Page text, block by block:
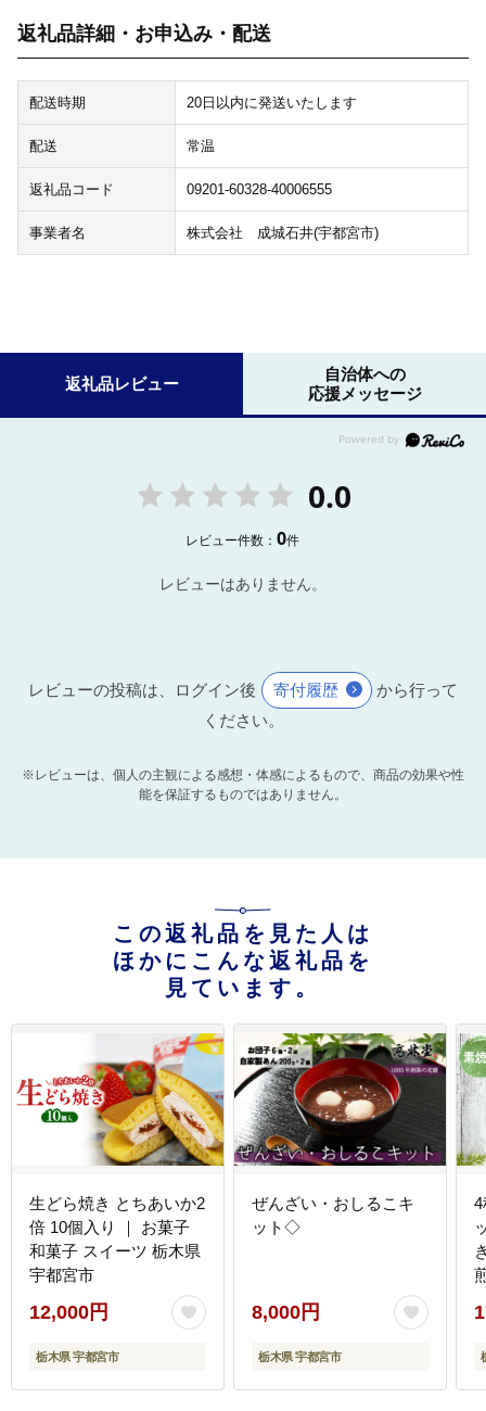
返礼品詳細・お申込み・配送
配送時期 20日以内に発送いたします
配送 常温
返礼品コード 09201-60328-40006555
事業者名 株式会社 成城石井(宇都宮市)
返礼品レビュー
自治体への
応援メッセージ
0.0
レビュー件数：0件
レビューはありません。
レビューの投稿は、ログイン後 寄付履歴
から行って
ください。
※レビューは、個人の主観による感想・体感によるもので、商品の効果や性
能を保証するものではありません。
この返礼品を見た人は
ほかにこんな返礼品を
見ています。
生どら焼き とちあいか2
倍 10個入り ｜ お菓子
和菓子 スイーツ 栃木県
宇都宮市
12,000円
栃木県 宇都宮市
ぜんざい・おしるこキ
ット◇
8,000円
栃木県 宇都宮市